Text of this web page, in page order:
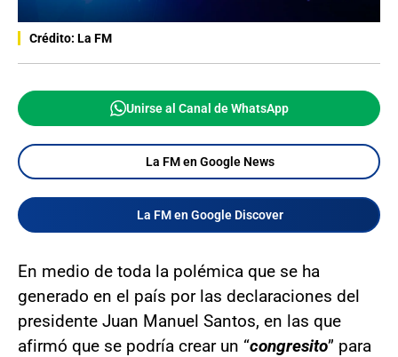
Crédito: La FM
Unirse al Canal de WhatsApp
La FM en Google News
La FM en Google Discover
En medio de toda la polémica que se ha
generado en el país por las declaraciones del
presidente Juan Manuel Santos, en las que
afirmó que se podría crear un “congresito” para